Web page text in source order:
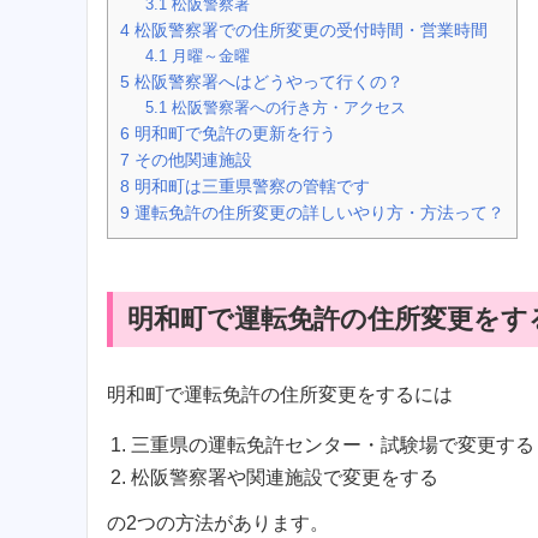
3.1 松阪警察署
4 松阪警察署での住所変更の受付時間・営業時間
4.1 月曜～金曜
5 松阪警察署へはどうやって行くの？
5.1 松阪警察署への行き方・アクセス
6 明和町で免許の更新を行う
7 その他関連施設
8 明和町は三重県警察の管轄です
9 運転免許の住所変更の詳しいやり方・方法って？
明和町で運転免許の住所変更をす
明和町で運転免許の住所変更をするには
三重県の運転免許センター・試験場で変更する
松阪警察署や関連施設で変更をする
の2つの方法があります。